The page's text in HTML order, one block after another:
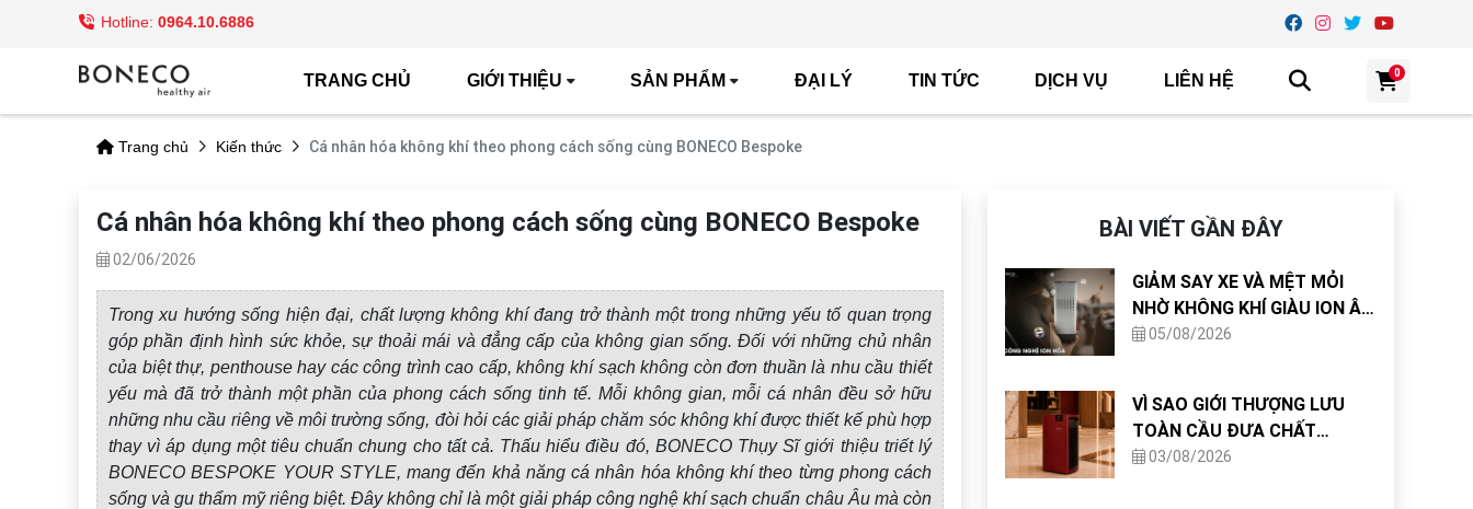
Hotline: 0964.10.6886
TRANG CHỦ GIỚI THIỆU SẢN PHẨM ĐẠI LÝ TIN TỨC DỊCH VỤ LIÊN HỆ 0
Trang chủ Kiến thức Cá nhân hóa không khí theo phong cách sống cùng BONECO Bespoke
Cá nhân hóa không khí theo phong cách sống cùng BONECO Bespoke
02/06/2026
Trong xu hướng sống hiện đại, chất lượng không khí đang trở thành một trong những yếu tố quan trọng
góp phần định hình sức khỏe, sự thoải mái và đẳng cấp của không gian sống. Đối với những chủ nhân
của biệt thự, penthouse hay các công trình cao cấp, không khí sạch không còn đơn thuần là nhu cầu thiết
yếu mà đã trở thành một phần của phong cách sống tinh tế. Mỗi không gian, mỗi cá nhân đều sở hữu
những nhu cầu riêng về môi trường sống, đòi hỏi các giải pháp chăm sóc không khí được thiết kế phù hợp
thay vì áp dụng một tiêu chuẩn chung cho tất cả. Thấu hiểu điều đó, BONECO Thụy Sĩ giới thiệu triết lý
BONECO BESPOKE YOUR STYLE, mang đến khả năng cá nhân hóa không khí theo từng phong cách
sống và gu thẩm mỹ riêng biệt. Đây không chỉ là một giải pháp công nghệ khí sạch chuẩn châu Âu mà còn
BÀI VIẾT GẦN ĐÂY
GIẢM SAY XE VÀ MỆT MỎI
NHỜ KHÔNG KHÍ GIÀU ION ÂM
TRONG CABIN
05/08/2026
VÌ SAO GIỚI THƯỢNG LƯU
TOÀN CẦU ĐƯA CHẤT
LƯỢNG KHÔNG KHÍ VÀO TIÊU
03/08/2026